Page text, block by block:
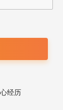
餐内容和入住
经历